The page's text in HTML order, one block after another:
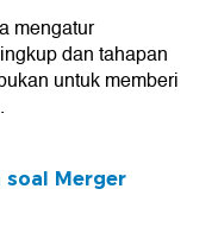
mengatur
dan tahapan
untuk memberi
soal Merger